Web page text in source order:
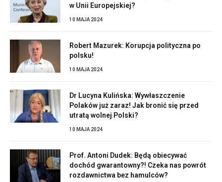
w Unii Europejskiej?
10 MAJA 2024
Robert Mazurek: Korupcja polityczna po
polsku!
10 MAJA 2024
Dr Lucyna Kulińska: Wywłaszczenie
Polaków już zaraz! Jak bronić się przed
utratą wolnej Polski?
10 MAJA 2024
Prof. Antoni Dudek: Będą obiecywać
dochód gwarantowny?! Czeka nas powrót
rozdawnictwa bez hamulców?